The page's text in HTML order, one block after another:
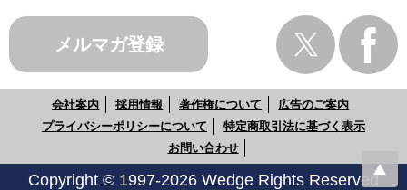
メルマガ登録
会社案内 採用情報 著作権について
広告のご案内
プライバシーポリシーについて
特定商取引法に基づく表示
お問い合わせ
Copyright © 1997-2026 Wedge Rights Reserved